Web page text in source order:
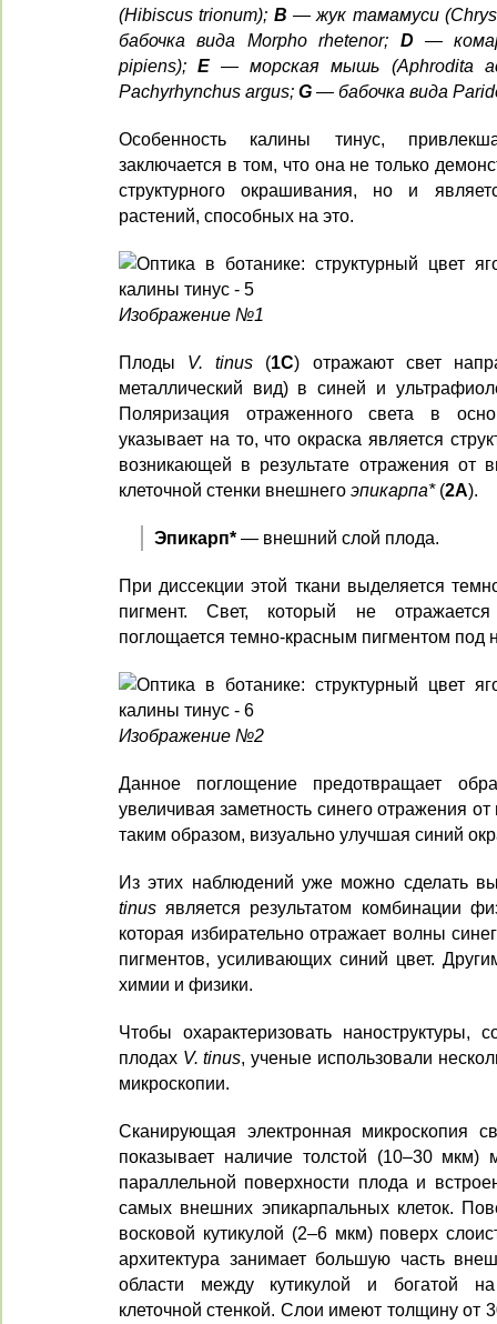
(Hibiscus trionum); В — жук тамамуси
бабочка вида Morpho rhetenor; D —
pipiens);Е — морская мышь (Aphrodita
Pachyrhynchus argus; G — бабочка вида
Особенность калины тинус,
заключается в том, что она не только
структурного окрашивания, но и
растений, способных на это.
Изображение №1
Плоды V. tinus (1C) отражают свет
металлический вид) в синей и
Поляризация отраженного света в
указывает на то, что окраска является
возникающей в результате отражения от
клеточной стенки внешнего эпикарпа*(2А).
Эпикарп* — внешний слой плода.
При диссекции этой ткани выделяется
пигмент. Свет, который не отражается
поглощается темно-красным пигментом под
Изображение №2
Данное поглощение предотвращает
увеличивая заметность синего отражения
таким образом, визуально улучшая синий
Из этих наблюдений уже можно сделать
tinus является результатом комбинации
которая избирательно отражает волны
пигментов, усиливающих синий цвет.
химии и физики.
Чтобы охарактеризовать наноструктуры,
плодах V. tinus, ученые использовали
микроскопии.
Сканирующая электронная микроскопия
показывает наличие толстой (10–30 мкм)
параллельной поверхности плода и
самых внешних эпикарпальных клеток.
восковой кутикулой (2–6 мкм) поверх
архитектура занимает большую часть
области между кутикулой и богатой
клеточной стенкой. Слои имеют толщину от